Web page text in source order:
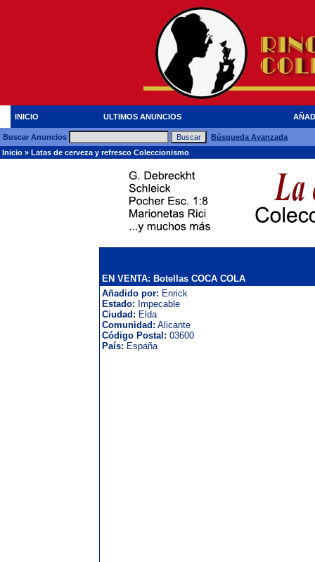
INICIO ULTIMOS ANUNCIOS
Buscar Anuncios
Búsqueda Avanzada
Inicio » Latas de cerveza y refresco Coleccionismo
EN VENTA: Botellas COCA COLA
Añadido por: Enrick
Estado: Impecable
Ciudad: Elda
Comunidad: Alicante
Código Postal: 03600
País: España